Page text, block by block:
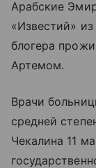
Арабские
«Известий»
блогера
Артемом.
Врачи
средней
Чекалина 11